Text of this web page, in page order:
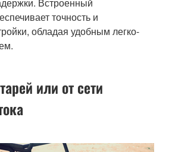
точность и
обладая удобным легко-
или от сети